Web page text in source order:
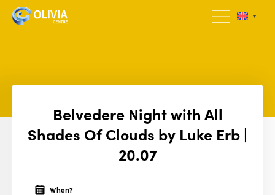
Belvedere Night with All
Shades Of Clouds by Luke Erb |
20.07
When?